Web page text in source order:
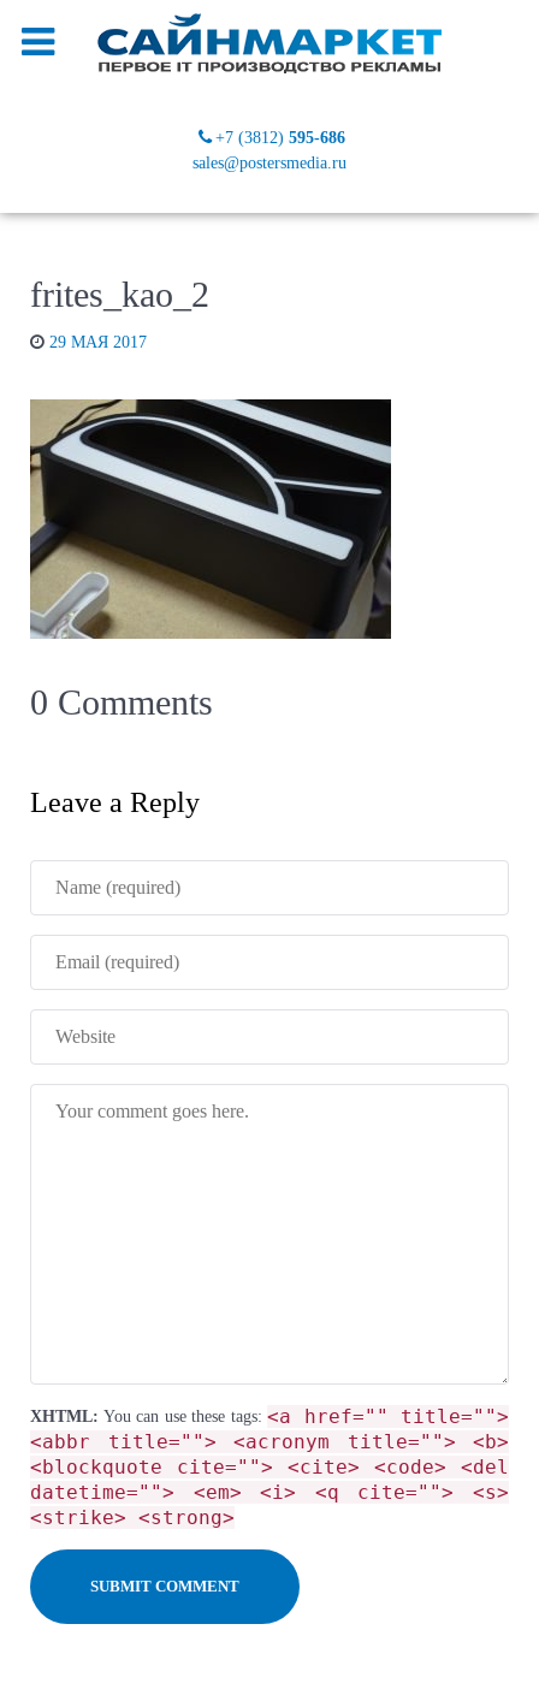
+7 (3812)595-686
sales@postersmedia.ru
frites_kao_2
29 МАЯ 2017
0 Comments
Leave a Reply
XHTML: You can use these tags: <a href="" title="">
<abbr title=""> <acronym title=""> <b>
<blockquote cite=""> <cite> <code> <del
datetime=""> <em> <i> <q cite=""> <s>
<strike> <strong>